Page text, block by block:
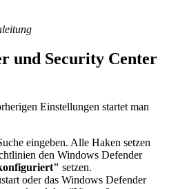
und Security Center
Einstellungen startet man
eingeben. Alle Haken setzen
den Windows Defender
setzen.
oder das Windows Defender